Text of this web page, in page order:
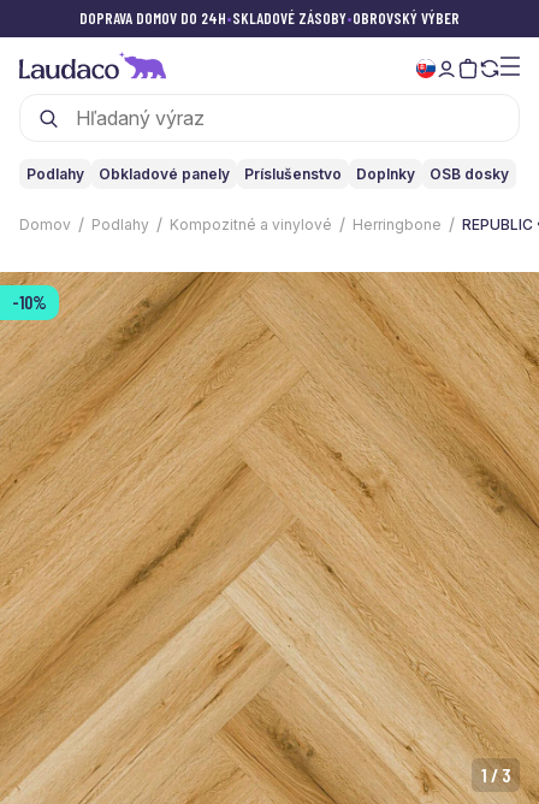
DOPRAVA DOMOV DO 24H•SKLADOVÉ ZÁSOBY•OBROVSKÝ VÝBER
Podlahy Obkladové panely Príslušenstvo Doplnky OSB dosky
Domov Podlahy Kompozitné a vinylové Herringbone
-10%
1/3